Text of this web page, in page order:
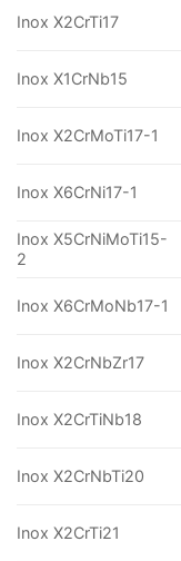
Inox X2CrTi17
Inox X1CrNb15
Inox X2CrMoTi17-1
Inox X6CrNi17-1
Inox X5CrNiMoTi15-
2
Inox X6CrMoNb17-1
Inox X2CrNbZr17
Inox X2CrTiNb18
Inox X2CrNbTi20
Inox X2CrTi21